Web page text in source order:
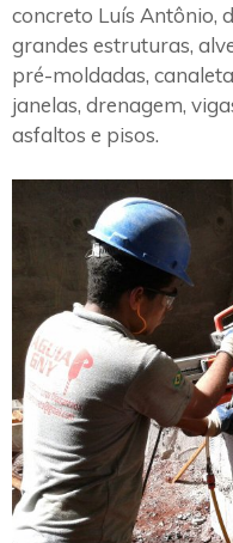
concreto Luís Antônio,
grandes estruturas,
pré-moldadas,
janelas, drenagem,
asfaltos e pisos.